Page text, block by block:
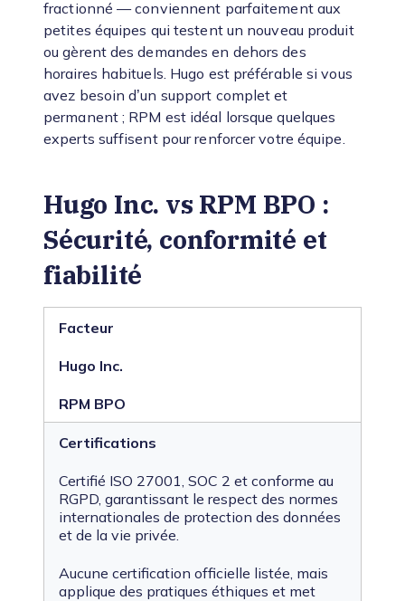
fractionné — conviennent parfaitement aux
petites équipes qui testent un nouveau produit
ou gèrent des demandes en dehors des
horaires habituels. Hugo est préférable si vous
avez besoin d’un support complet et
permanent ; RPM est idéal lorsque quelques
experts suffisent pour renforcer votre équipe.
Hugo Inc. vs RPM BPO :
Sécurité, conformité et
fiabilité
Facteur
Hugo Inc.
RPM BPO
Certifications
Certifié ISO 27001, SOC 2 et conforme au
RGPD, garantissant le respect des normes
internationales de protection des données
et de la vie privée.
Aucune certification officielle listée, mais
applique des pratiques éthiques et met